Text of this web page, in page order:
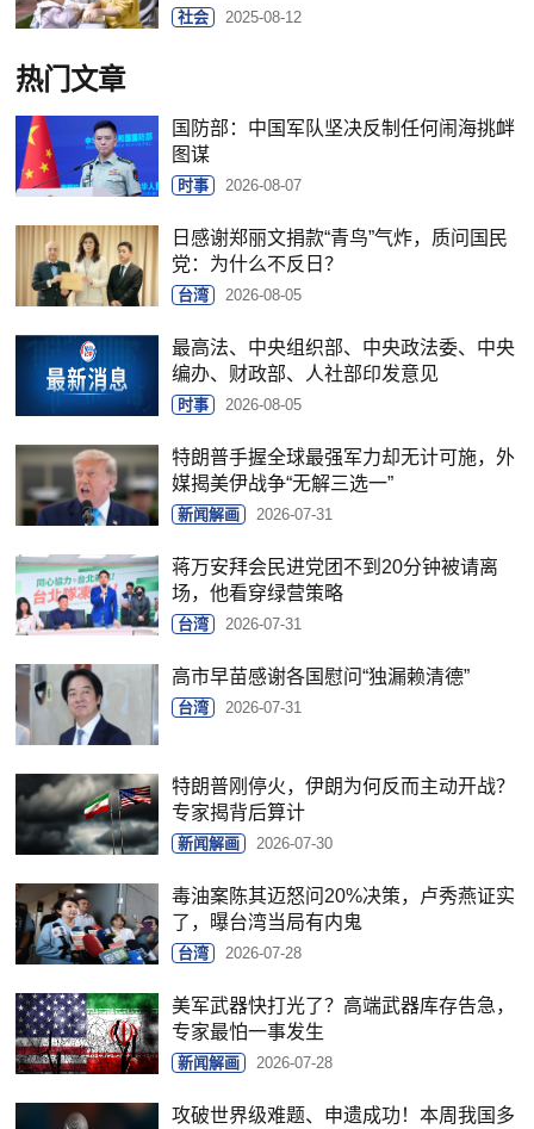
社会 2025-08-12
热门文章
国防部：中国军队坚决反制任何闹海挑衅
图谋
时事 2026-08-07
日感谢郑丽文捐款“青鸟”气炸，质问国民
党：为什么不反日？
台湾 2026-08-05
最高法、中央组织部、中央政法委、中央
编办、财政部、人社部印发意见
时事 2026-08-05
特朗普手握全球最强军力却无计可施，外
媒揭美伊战争“无解三选一”
新闻解画 2026-07-31
蒋万安拜会民进党团不到20分钟被请离
场，他看穿绿营策略
台湾 2026-07-31
高市早苗感谢各国慰问“独漏赖清德”
台湾 2026-07-31
特朗普刚停火，伊朗为何反而主动开战？
专家揭背后算计
新闻解画 2026-07-30
毒油案陈其迈怒问20%决策，卢秀燕证实
了，曝台湾当局有内鬼
台湾 2026-07-28
美军武器快打光了？高端武器库存告急，
专家最怕一事发生
新闻解画 2026-07-28
攻破世界级难题、申遗成功！本周我国多